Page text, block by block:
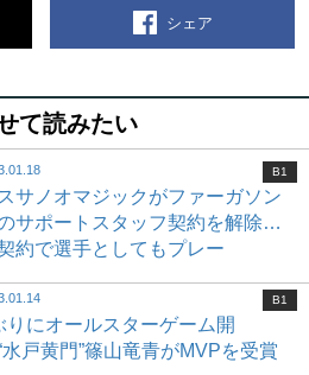
シェア
て読みたい
サノオマジックがファーガソン
サポートスタッフ契約を解除…
約で選手としてもプレー
B1
りにオールスターゲーム開
戸黄門”篠山竜青がMVPを受賞
B1